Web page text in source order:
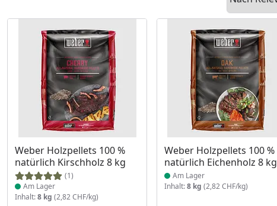
Weber Holzpellets 100 %
natürlich Kirschholz 8 kg
(1)
Produkt am Lager
Am Lager
Inhalt:8 kg (2,82 CHF/kg)
Weber Holzpellets 100 %
natürlich Eichenholz 8 kg
Produkt am Lager
Am Lager
Inhalt:8 kg (2,82 CHF/kg)